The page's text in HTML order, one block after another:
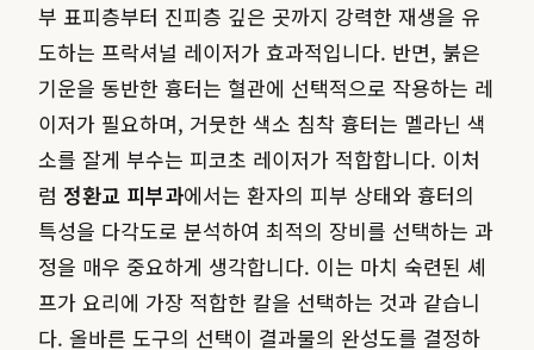
부 표피층부터 진피층 깊은 곳까지 강력한 재생을 유
도하는 프락셔널 레이저가 효과적입니다. 반면, 붉은
기운을 동반한 흉터는 혈관에 선택적으로 작용하는 레
이저가 필요하며, 거뭇한 색소 침착 흉터는 멜라닌 색
소를 잘게 부수는 피코초 레이저가 적합합니다. 이처
럼 정환교 피부과에서는 환자의 피부 상태와 흉터의
특성을 다각도로 분석하여 최적의 장비를 선택하는 과
정을 매우 중요하게 생각합니다. 이는 마치 숙련된 셰
프가 요리에 가장 적합한 칼을 선택하는 것과 같습니
다. 올바른 도구의 선택이 결과물의 완성도를 결정하